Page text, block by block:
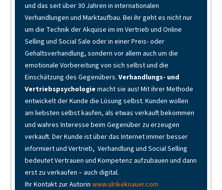
und das seit über 30 Jahren in internationalen
Verhandlungen und Marktaufbau. Bei ihr geht es nicht nur
um die Technik der Akquise im im Vertrieb und Online
Selling und Social Sale oder in einer Preis- oder
Gehaltsverhandlung, sondern vor allem auch um die
emotionale Vorbereitung von sich selbst und die
Einschätzung des Gegenübers. Verhandlungs- und
Vertriebspsychologie macht sie aus! Mit ihrer Methode
entwickelt der Kunde die Lösung selbst. Kunden wollen
am liebsten selbst kaufen, als etwas verkauft bekommen
und wahres Interesse beim Gegenüber zu erzeugen
verkauft. Der Kunde ist über das Internet immer besser
informiert und Vertrieb, Verhandlung und Social Selling
bedeutet Vertrauen und Kompetenz aufzubauen und dann
erst zu verkaufen – auch digital.
Ihr Kontakt zur Autorin www.ulrikeknauer.com